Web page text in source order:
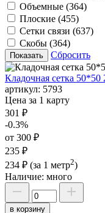
Объемные (364)
Плоские (455)
Сетки связи (637)
Скобы (364)
Сбросить
Кладочная сетка
артикул: 5793
Цена за 1 карту
301 ₽
-0.3%
от 300 ₽
235 ₽
234 ₽ (за 1 метр2)
Наличие: много
в корзину